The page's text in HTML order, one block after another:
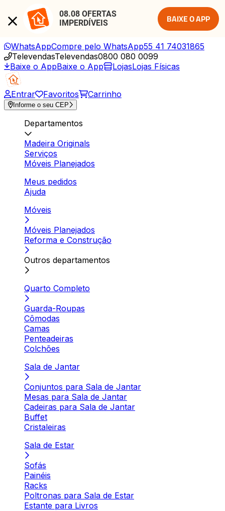
08.08 OFERTAS
IMPERDÍVEIS
BAIXE O APP
WhatsAppCompre pelo WhatsApp55 41 74031865
TelevendasTelevendas0800 080 0099
Baixe o AppBaixe o App LojasLojas Físicas
Entrar Favoritos Carrinho
Informe o seu CEP
Departamentos
Madeira Originals
Serviços
Móveis Planejados
Meus pedidos
Ajuda
Móveis
Móveis Planejados
Reforma e Construção
Outros departamentos
Quarto Completo
Guarda-Roupas
Cômodas
Camas
Penteadeiras
Colchões
Sala de Jantar
Conjuntos para Sala de Jantar
Mesas para Sala de Jantar
Cadeiras para Sala de Jantar
Buffet
Cristaleiras
Sala de Estar
Sofás
Painéis
Racks
Poltronas para Sala de Estar
Estante para Livros